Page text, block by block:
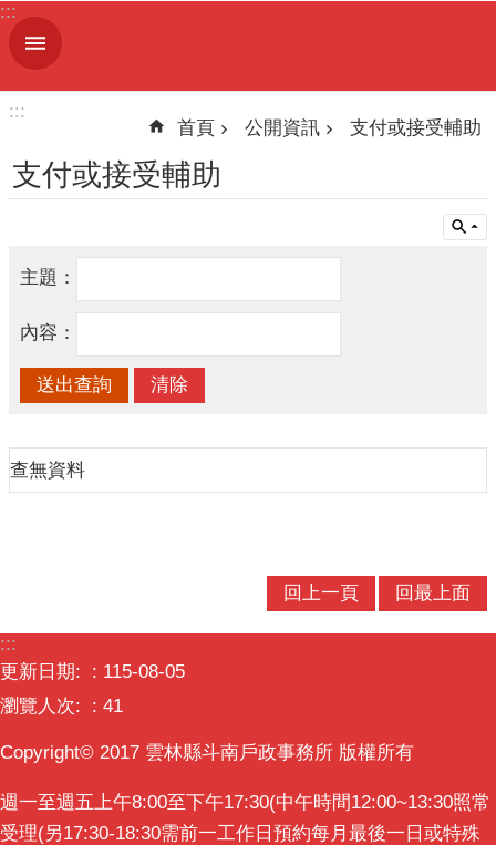
跳到主要內容區塊
進
階
簡
民
服
人
新
消
息
開
訊
:::
:::
首頁 公開資訊 支付或接受輔助
支付或接受輔助
主題：
內容：
查無資料
回上一頁 回最上面
:::
更新日期:
115-08-05
瀏覽人次:
41
Copyright© 2017 雲林縣斗南戶政事務所 版權所有
週一至週五上午8:00至下午17:30(中午時間12:00~13:30照常
受理(另17:30-18:30需前一工作日預約每月最後一日或特殊